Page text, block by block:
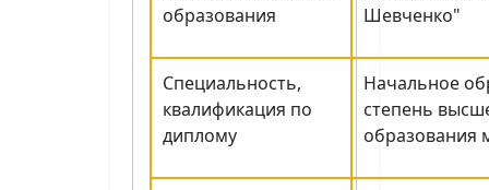
образования
Шевченко"
Специальность,
квалификация по
диплому
Начальное
степень
образования